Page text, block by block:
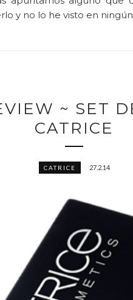
y no lo he visto en
~ SET
CATRICE
CATRICE 27.2.14